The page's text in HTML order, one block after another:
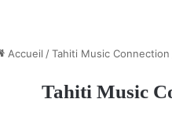
Accueil / Tahiti Music Connection
Tahiti Music